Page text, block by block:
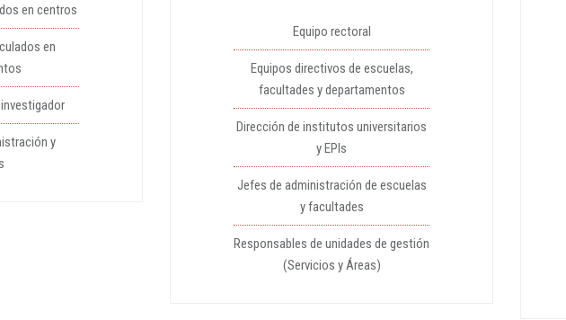
en centros
en
y
Equipo rectoral
Equipos directivos de escuelas,
facultades y departamentos
Dirección de institutos universitarios
y EPIs
Jefes de administración de escuelas
y facultades
Responsables de unidades de gestión
(Servicios y Áreas)